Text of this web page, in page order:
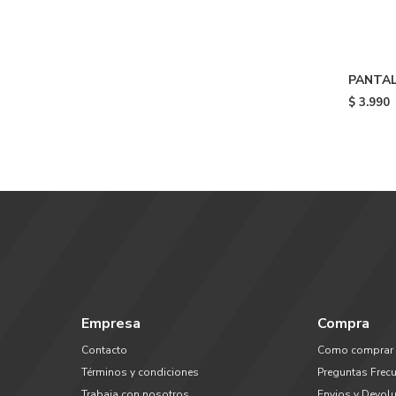
$ 3.990
Empresa
Contacto
Términos y condiciones
Compra
Como comprar
Preguntas